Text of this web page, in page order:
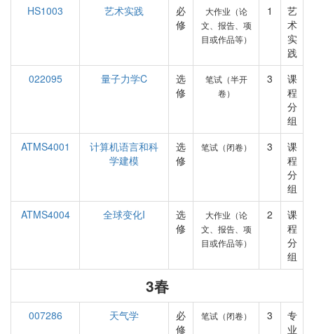
HS1003
艺术实践
必
修
大作业（论
文、报告、项
目或作品等）
1
艺
术
实
践
022095
量子力学C
选
修
笔试（半开
卷）
3
课
程
分
组
ATMS4001
计算机语言和科
学建模
选
修
笔试（闭卷） 3
课
程
分
组
ATMS4004
全球变化I
选
修
大作业（论
文、报告、项
目或作品等）
2
课
程
分
组
3春
007286 天气学
必
修
笔试（闭卷） 3
专
业